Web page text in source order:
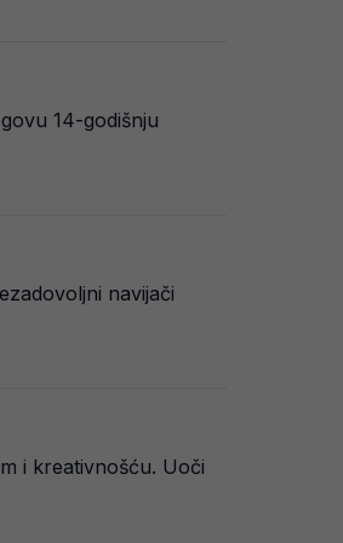
14-godišnju
navijači
i kreativnošću. Uoči